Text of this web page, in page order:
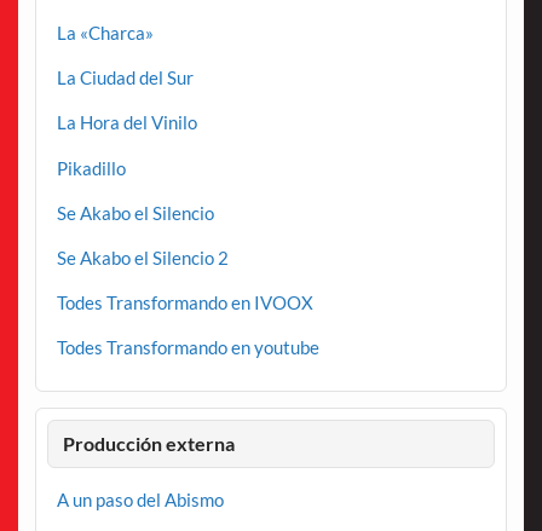
La «Charca»
La Ciudad del Sur
La Hora del Vinilo
Pikadillo
Se Akabo el Silencio
Se Akabo el Silencio 2
Todes Transformando en IVOOX
Todes Transformando en youtube
Producción externa
A un paso del Abismo